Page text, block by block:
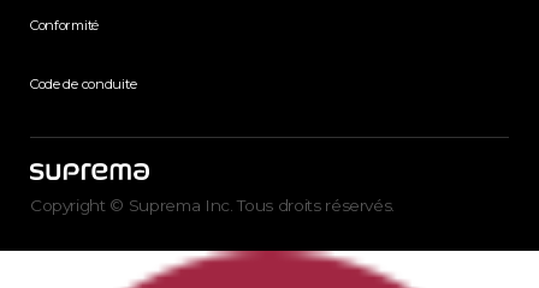
Conformité
Code de conduite
Copyright © Suprema Inc. Tous droits réservés.